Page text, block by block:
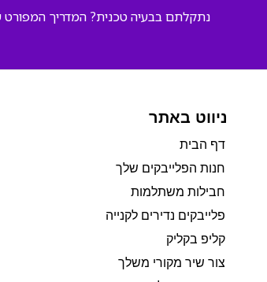
נתקלתם בבעיה טכנית? המדריך המפורט
ניווט באתר
דף הבית
חנות הפלייבקים שלך
חבילות משתלמות
פלייבקים נדירים לקנייה
קליפ בקליק
צור שיר מקורי משלך